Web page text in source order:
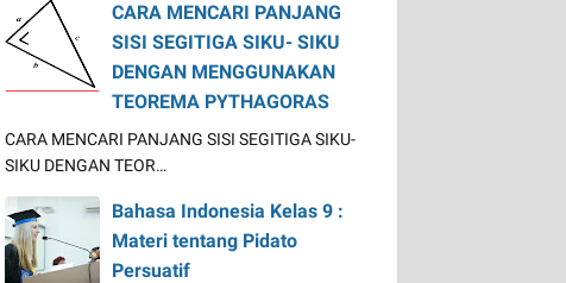
CARA MENCARI PANJANG
SISI SEGITIGA SIKU- SIKU
DENGAN MENGGUNAKAN
TEOREMA PYTHAGORAS
CARA MENCARI PANJANG SISI SEGITIGA SIKU-
SIKU DENGAN TEOR…
Bahasa Indonesia Kelas 9 :
Materi tentang Pidato
Persuatif